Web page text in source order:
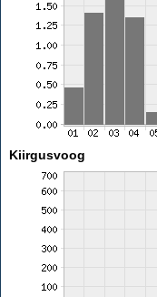
Kiirgusvoog